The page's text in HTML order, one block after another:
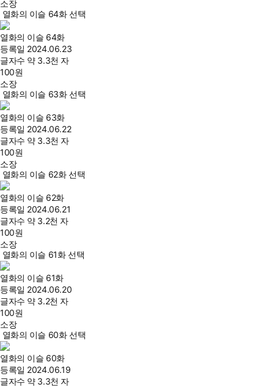
소장
열화의 이슬 64화 선택
열화의 이슬 64화
등록일 2024.06.23
글자수 약 3.3천 자
100원
소장
열화의 이슬 63화 선택
열화의 이슬 63화
등록일 2024.06.22
글자수 약 3.3천 자
100원
소장
열화의 이슬 62화 선택
열화의 이슬 62화
등록일 2024.06.21
글자수 약 3.2천 자
100원
소장
열화의 이슬 61화 선택
열화의 이슬 61화
등록일 2024.06.20
글자수 약 3.2천 자
100원
소장
열화의 이슬 60화 선택
열화의 이슬 60화
등록일 2024.06.19
글자수 약 3.3천 자